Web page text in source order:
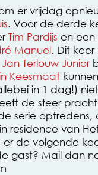
er vrijdag
. Voor de derde
Tim Pardijs en
Manuel. Dit
Jan Terlouw Junior
Keesmaat
in 1 dag!)
de sfeer
serie
residence van
de volgende
gast? Mail dan